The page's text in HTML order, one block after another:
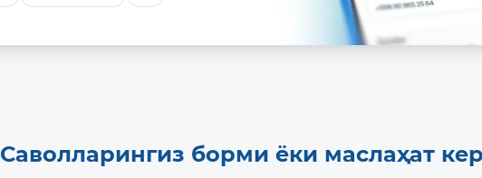
Саволларингиз борми ёки маслаҳат